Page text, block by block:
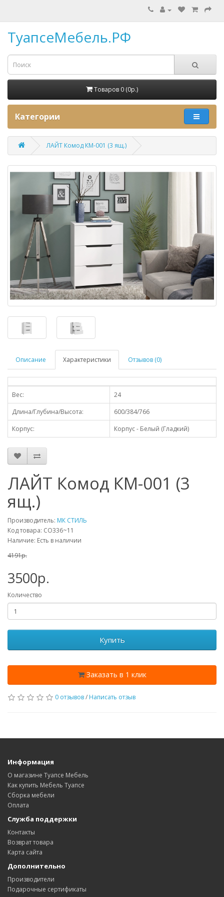
ТуапсеМебель.РФ
Товаров 0 (0p.)
Категории
ЛАЙТ Комод КМ-001 (3 ящ.)
Описание Характеристики Отзывов (0)
Вес:
24
Длина/Глубина/Высота:
600/384/766
Корпус:
Корпус - Белый (Гладкий)
ЛАЙТ Комод КМ-001 (3
ящ.)
Производитель: МК СТИЛЬ
Код товара: СО336~11
Наличие: Есть в наличии
4191p.
3500p.
Количество
Купить
Заказать в 1 клик
0 отзывов/ Написать отзыв
Информация
О магазине Туапсе Мебель
Как купить Мебель Туапсе
Сборка мебели
Оплата
Служба поддержки
Контакты
Возврат товара
Карта сайта
Дополнительно
Производители
Подарочные сертификаты